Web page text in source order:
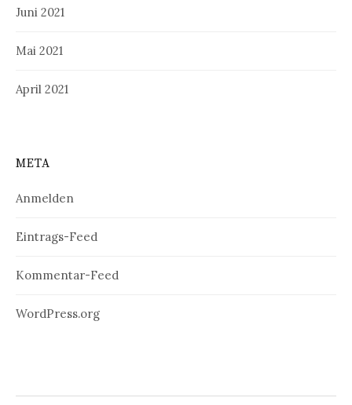
Juni 2021
Mai 2021
April 2021
META
Anmelden
Eintrags-Feed
Kommentar-Feed
WordPress.org